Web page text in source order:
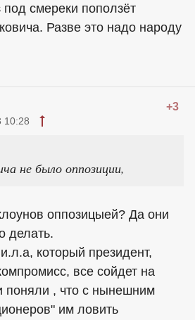
под смереки поползёт
Разве это надо народу
+3
10:28
не было оппозиции,
оппозицыей? Да они
делать.
который президент,
все сойдет на
поняли , что с нынешним
им ловить